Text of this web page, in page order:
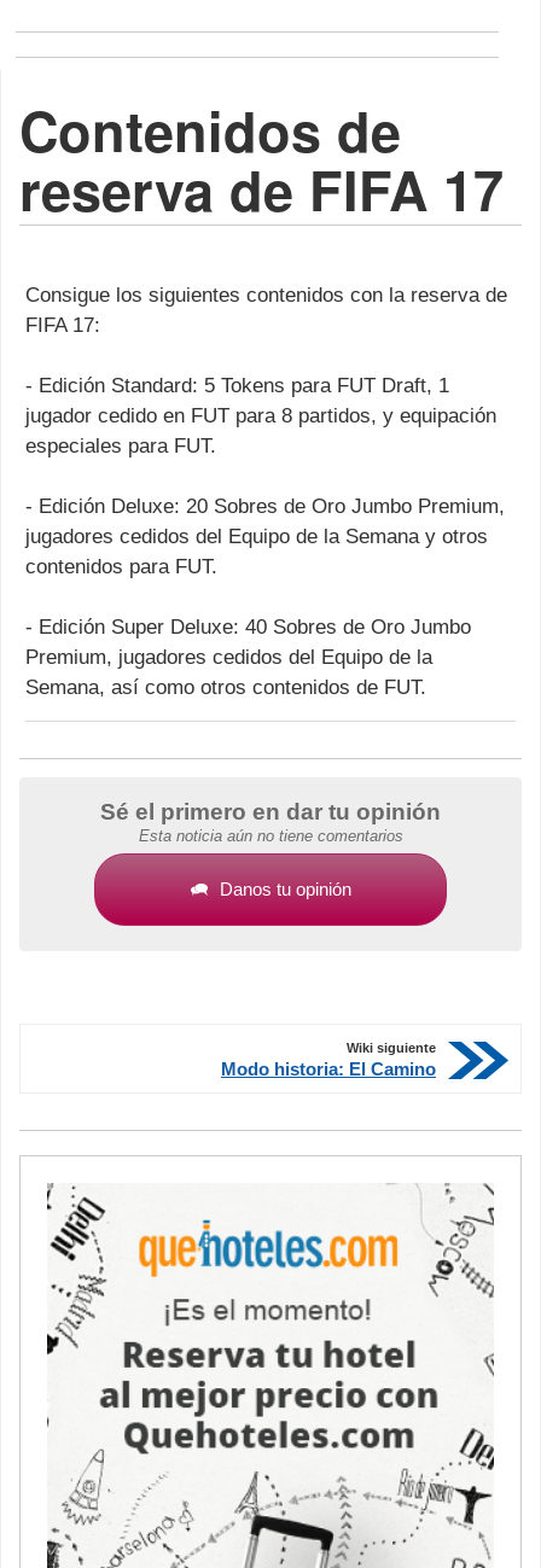
Contenidos de
reserva de FIFA 17
Consigue los siguientes contenidos con la reserva de
FIFA 17:
- Edición Standard: 5 Tokens para FUT Draft, 1
jugador cedido en FUT para 8 partidos, y equipación
especiales para FUT.
- Edición Deluxe: 20 Sobres de Oro Jumbo Premium,
jugadores cedidos del Equipo de la Semana y otros
contenidos para FUT.
- Edición Super Deluxe: 40 Sobres de Oro Jumbo
Premium, jugadores cedidos del Equipo de la
Semana, así como otros contenidos de FUT.
Sé el primero en dar tu opinión
Esta noticia aún no tiene comentarios
Danos tu opinión
Wiki siguiente
Modo historia: El Camino